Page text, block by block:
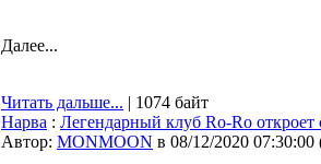
Далее...
Читать дальше... | 1074 байт
Нарва : Легендарный клуб Ro-Ro
Автор: MONMOON в 08/12/2020 07:30:00